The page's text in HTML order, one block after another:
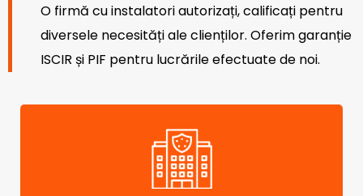
O firmă cu instalatori autorizați, calificați pentru
diversele necesități ale clienților. Oferim garanție
ISCIR și PIF pentru lucrările efectuate de noi.